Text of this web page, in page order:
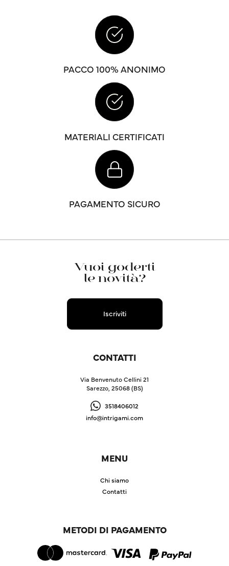
PACCO 100% ANONIMO
MATERIALI CERTIFICATI
PAGAMENTO SICURO
Vuoi goderti
le novità?
Iscriviti
CONTATTI
Via Benvenuto Cellini 21
Sarezzo, 25068 (BS)
3518406012
info@intrigami.com
MENU
Chi siamo
Contatti
METODI DI PAGAMENTO